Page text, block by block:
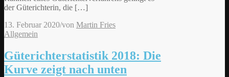
der Güterichterin, die […]
13. Februar 2020/von Martin Fries
Allgemein
Güterichterstatistik 2018: Die
Kurve zeigt nach unten